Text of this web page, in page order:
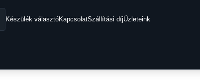
Készülék választóKapcsolatSzállítási díjÜzleteink